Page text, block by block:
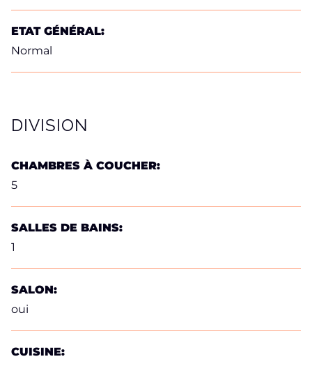
ETAT GÉNÉRAL:
Normal
DIVISION
CHAMBRES À COUCHER:
5
SALLES DE BAINS:
1
SALON:
oui
CUISINE: